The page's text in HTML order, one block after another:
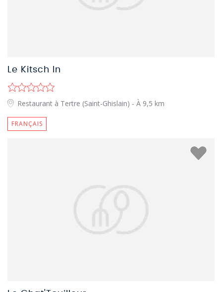
Le Kitsch In
Restaurant à Tertre (Saint-Ghislain) - À 9,5 km
FRANÇAIS